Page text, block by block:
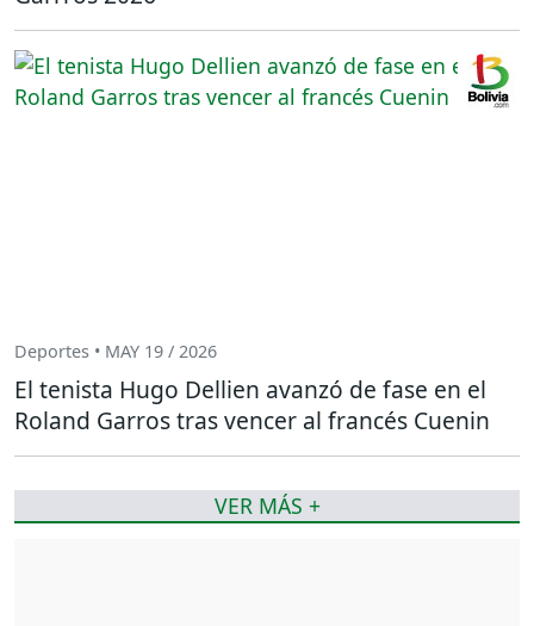
Deportes • MAY 19 / 2026
El tenista Hugo Dellien avanzó de fase en el
Roland Garros tras vencer al francés Cuenin
VER MÁS +